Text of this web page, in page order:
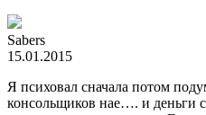
Sabers
15.01.2015
Я психовал сначала потом
консольщиков нае…. и деньги